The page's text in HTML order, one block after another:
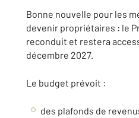
Bonne nouvelle pour les
devenir propriétaires : le
reconduit et restera
décembre 2027.
Le budget prévoit :
des plafonds de